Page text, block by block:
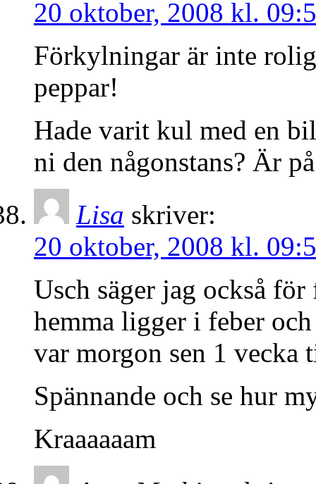
20 oktober, 2008 kl.
Förkylningar är inte
peppar!
Hade varit kul med en
ni den någonstans? Är
Lisa skriver:
20 oktober, 2008 kl.
Usch säger jag också
hemma ligger i feber
var morgon sen 1 vecka
Spännande och se hur
Kraaaaaam